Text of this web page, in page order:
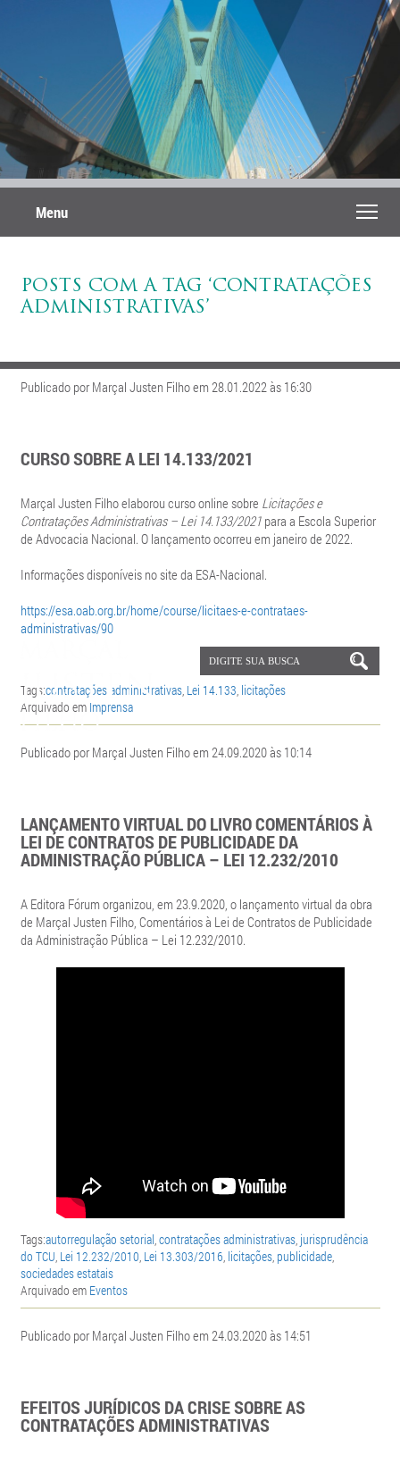
Menu
POSTS COM A TAG ‘CONTRATAÇÕES
ADMINISTRATIVAS’
Publicado por Marçal Justen Filho em 28.01.2022 às 16:30
CURSO SOBRE A LEI 14.133/2021
Marçal Justen Filho elaborou curso online sobre Licitações e
Contratações Administrativas – Lei 14.133/2021para a Escola Superior
de Advocacia Nacional. O lançamento ocorreu em janeiro de 2022.
Informações disponíveis no site da ESA-Nacional.
https://esa.oab.org.br/home/course/licitaes-e-contrataes-
administrativas/90
Tags:contratações administrativas, Lei 14.133, licitações
Arquivado em Imprensa
Publicado por Marçal Justen Filho em 24.09.2020 às 10:14
LANÇAMENTO VIRTUAL DO LIVRO COMENTÁRIOS À
LEI DE CONTRATOS DE PUBLICIDADE DA
ADMINISTRAÇÃO PÚBLICA – LEI 12.232/2010
A Editora Fórum organizou, em 23.9.2020, o lançamento virtual da obra
de Marçal Justen Filho, Comentários à Lei de Contratos de Publicidade
da Administração Pública – Lei 12.232/2010.
Tags:autorregulação setorial,contratações administrativas, jurisprudência
do TCU, Lei 12.232/2010, Lei 13.303/2016, licitações, publicidade,
sociedades estatais
Arquivado em Eventos
Publicado por Marçal Justen Filho em 24.03.2020 às 14:51
EFEITOS JURÍDICOS DA CRISE SOBRE AS
CONTRATAÇÕES ADMINISTRATIVAS